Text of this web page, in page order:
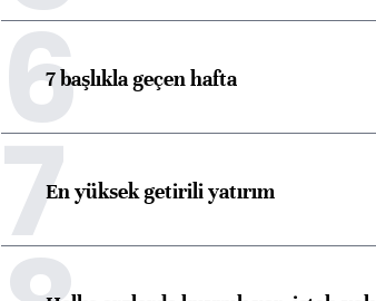
67 başlıkla geçen hafta
7En yüksek getirili yatırım